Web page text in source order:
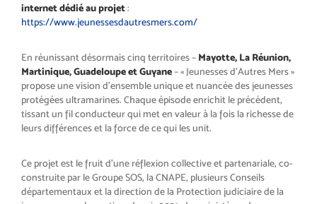
internet dédié au projet:
https://www.jeunessesdautresmers.com/
En réunissant désormais cinq territoires – Mayotte, La Réunion,
Martinique, Guadeloupe et Guyane– « Jeunesses d’Autres Mers »
propose une vision d’ensemble unique et nuancée des jeunesses
protégées ultramarines. Chaque épisode enrichit le précédent,
tissant un fil conducteur qui met en valeur à la fois la richesse de
leurs différences et la force de ce qui les unit.
Ce projet est le fruit d’une réflexion collective et partenariale, co-
construite par le Groupe SOS, la CNAPE, plusieurs Conseils
départementaux et la direction de la Protection judiciaire de la